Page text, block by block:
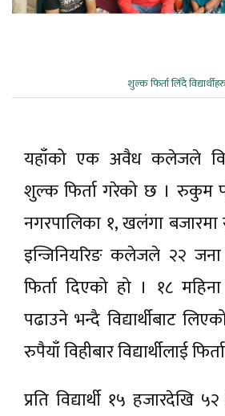
शुल्क फिर्ता लिँदै
यहाँको एक अवैध कलेजले
शुल्क फिर्ता गरेको छ । रुकुम
नगरपालिका १, खलंगा बजारमा
इन्जिनियरिङ कलेजले २२ जना
फिर्ता दिएको हो । १८
पढाउने भन्दै विद्यार्थीबाट
रुपैयाँ विहीबार विद्यार्थीलाई
प्रति विद्यार्थी १५ हजारदेखि